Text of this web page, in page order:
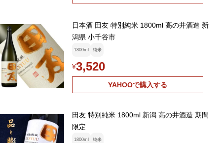
日本酒 田友 特別純米 1800ml 高の井酒造 新
潟県 小千谷市
1800ml 純米
¥3,520
YAHOOで購入する
田友 特別純米 1800ml 新潟 高の井酒造 期間
限定
1800ml 純米